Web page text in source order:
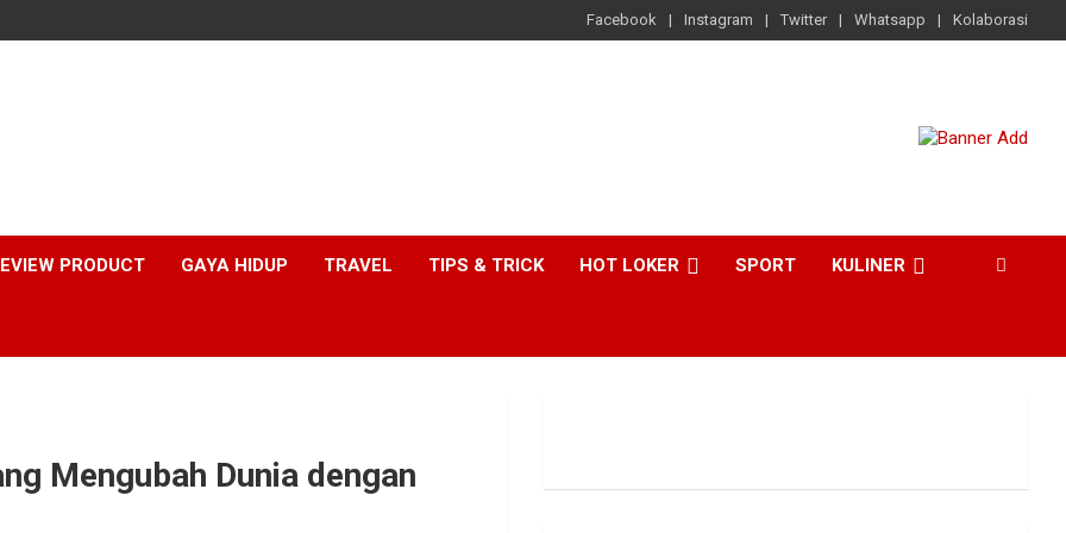
Facebook Instagram Twitter Whatsapp Kolaborasi
PRODUCT GAYA HIDUP TRAVEL TIPS & TRICK HOT LOKER SPORT KULINER
Mengubah Dunia dengan